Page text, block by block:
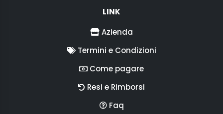
LINK
Azienda
Termini e Condizioni
Come pagare
Resi e Rimborsi
Faq